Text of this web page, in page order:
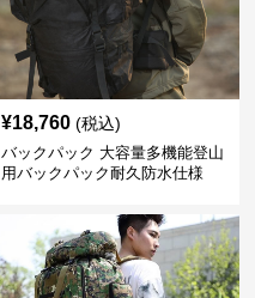
¥18,760 (税込)
バックパック 大容量多機能登山
用バックパック耐久防水仕様